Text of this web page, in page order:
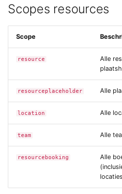
Yesplan 1.13, mei 2014
Yesplan 1.12, mrt 2014
Yesplan 1.10, sep 2013
Scopes resources
Scope
resource
Alle
resourceplaceholder Alle
location Alle
team Alle
resourcebooking
Alle